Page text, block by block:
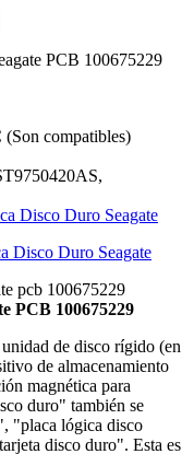
PCB 100675229
compatibles)
Disco Duro Seagate
Disco Duro Seagate
PCB 100675229
de disco rígido (en
de almacenamiento
magnética para
duro" también se
"placa lógica disco
disco duro". Esta es